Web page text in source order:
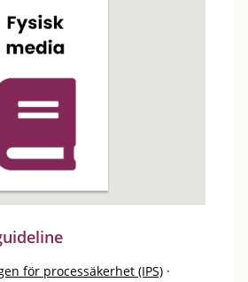
för processäkerhet (IPS) ·